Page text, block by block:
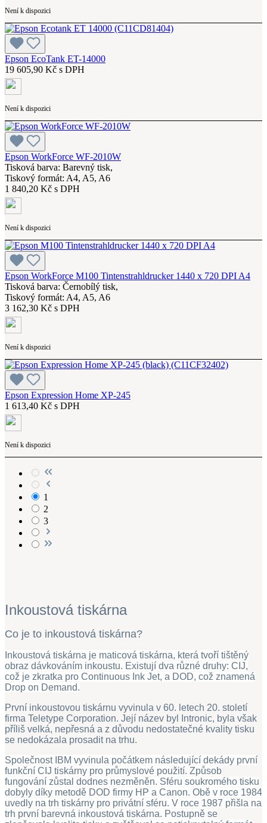
Není k dispozici
Epson EcoTank ET-14000
19 605,90 Kč s DPH
Není k dispozici
Epson WorkForce WF-2010W
Tisková barva: Barevný tisk,
Tiskový formát: A4, A5, A6
1 840,20 Kč s DPH
Není k dispozici
Epson WorkForce M100 Tintenstrahldrucker 1440 x 720 DPI A4
Tisková barva: Černobílý tisk,
Tiskový formát: A4, A5, A6
3 162,30 Kč s DPH
Není k dispozici
Epson Expression Home XP-245
1 613,40 Kč s DPH
Není k dispozici
1
2
3
Inkoustová tiskárna
Co je to inkoustová tiskárna?
Inkoustová tiskárna je maticová tiskárna, která tvoří tištěný
obraz dávkováním inkoustu. Existují dva různé druhy: CIJ,
což je zkratka pro Continuous Ink Jet, a DOD, což znamená
Drop on Demand.
První inkoustovou tiskárnu vyvinula v 60. letech 20. století
firma Teletype Corporation. Její název byl Intronic, byla však
příliš velká, nepřesná a z důvodu nedostatečné kvality tisku
se nedokázala prosadit na trhu.
Společnost IBM vyvinula počátkem následující dekády první
funkční CIJ tiskárny pro průmyslové použití. Způsob
fungování zůstal dodnes nezměněn. Sféru soukromého tisku
dobyly díky metodě DOD firmy HP a Canon. Obě v roce 1984
uvedly na trh tiskárny pro privátní sféru. V roce 1987 přišla na
trh první barevná inkoustová tiskárna. Postupně se